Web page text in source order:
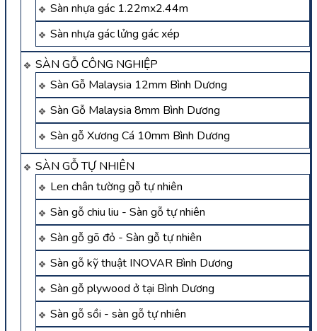
Sàn nhựa gác 1.22mx2.44m
Sàn nhựa gác lửng gác xép
SÀN GỖ CÔNG NGHIỆP
Sàn Gỗ Malaysia 12mm Bình Dương
Sàn Gỗ Malaysia 8mm Bình Dương
Sàn gỗ Xương Cá 10mm Bình Dương
SÀN GỖ TỰ NHIÊN
Len chân tường gỗ tự nhiên
Sàn gỗ chiu liu - Sàn gỗ tự nhiên
Sàn gỗ gõ đỏ - Sàn gỗ tự nhiên
Sàn gỗ kỹ thuật INOVAR Bình Dương
Sàn gỗ plywood ở tại Bình Dương
Sàn gỗ sồi - sàn gỗ tự nhiên